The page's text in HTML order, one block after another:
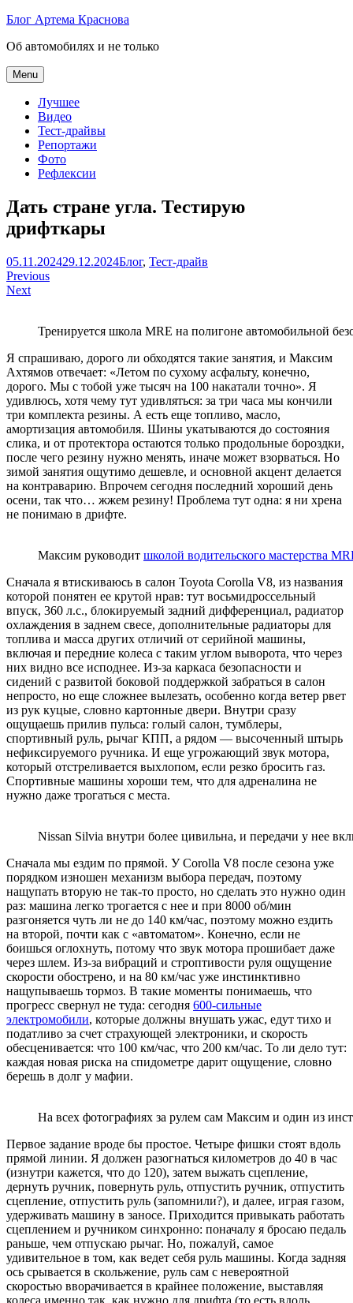
Skip
content
Блог Артема Краснова
Об автомобилях и не только
Menu
Лучшее
Видео
Тест-драйвы
Репортажи
Фото
Рефлексии
Дать стране угла. Тестирую
дрифткары
Артем
Краснов
05.11.202429.12.2024Блог, Тест-драйв
Навигация
по
Previous
Next
Тренируется школа MRE на полигоне автомобильной
Я спрашиваю, дорого ли обходятся такие занятия, и Максим
Ахтямов отвечает: «Летом по сухому асфальту, конечно,
дорого. Мы с тобой уже тысяч на 100 накатали точно». Я
удивлюсь, хотя чему тут удивляться: за три часа мы кончили
три комплекта резины. А есть еще топливо, масло,
амортизация автомобиля. Шины укатываются до состояния
слика, и от протектора остаются только продольные бороздки,
после чего резину нужно менять, иначе может взорваться. Но
зимой занятия ощутимо дешевле, и основной акцент делается
на контраварию. Впрочем сегодня последний хороший день
осени, так что… жжем резину! Проблема тут одна: я ни хрена
не понимаю в дрифте.
Максим руководит школой водительского мастерства
Сначала я втискиваюсь в салон Toyota Corolla V8, из названия
которой понятен ее крутой нрав: тут восьмидроссельный
впуск, 360 л.с., блокируемый задний дифференциал, радиатор
охлаждения в заднем свесе, дополнительные радиаторы для
топлива и масса других отличий от серийной машины,
включая и передние колеса с таким углом выворота, что через
них видно все исподнее. Из-за каркаса безопасности и
сидений с развитой боковой поддержкой забраться в салон
непросто, но еще сложнее вылезать, особенно когда ветер рвет
из рук куцые, словно картонные двери. Внутри сразу
ощущаешь прилив пульса: голый салон, тумблеры,
спортивный руль, рычаг КПП, а рядом — высоченный штырь
нефиксируемого ручника. И еще угрожающий звук мотора,
который отстреливается выхлопом, если резко бросить газ.
Спортивные машины хороши тем, что для адреналина не
нужно даже трогаться с места.
Nissan Silvia внутри более цивильна, и передачи у нее
Сначала мы ездим по прямой. У Corolla V8 после сезона уже
порядком изношен механизм выбора передач, поэтому
нащупать вторую не так-то просто, но сделать это нужно один
раз: машина легко трогается с нее и при 8000 об/мин
разгоняется чуть ли не до 140 км/час, поэтому можно ездить
на второй, почти как с «автоматом». Конечно, если не
боишься оглохнуть, потому что звук мотора прошибает даже
через шлем. Из-за вибраций и строптивости руля ощущение
скорости обострено, и на 80 км/час уже инстинктивно
нащупываешь тормоз. В такие моменты понимаешь, что
прогресс свернул не туда: сегодня 600-сильные
электромобили, которые должны внушать ужас, едут тихо и
податливо за счет страхующей электроники, и скорость
обесценивается: что 100 км/час, что 200 км/час. То ли дело тут:
каждая новая риска на спидометре дарит ощущение, словно
берешь в долг у мафии.
На всех фотографиях за рулем сам Максим и один из
Первое задание вроде бы простое. Четыре фишки стоят вдоль
прямой линии. Я должен разогнаться километров до 40 в час
(изнутри кажется, что до 120), затем выжать сцепление,
дернуть ручник, повернуть руль, отпустить ручник, отпустить
сцепление, отпустить руль (запомнили?), и далее, играя газом,
удерживать машину в заносе. Приходится привыкать работать
сцеплением и ручником синхронно: поначалу я бросаю педаль
раньше, чем отпускаю рычаг. Но, пожалуй, самое
удивительное в том, как ведет себя руль машины. Когда задняя
ось срывается в скольжение, руль сам с невероятной
скоростью вворачивается в крайнее положение, выставляя
колеса именно так, как нужно для дрифта (то есть вдоль